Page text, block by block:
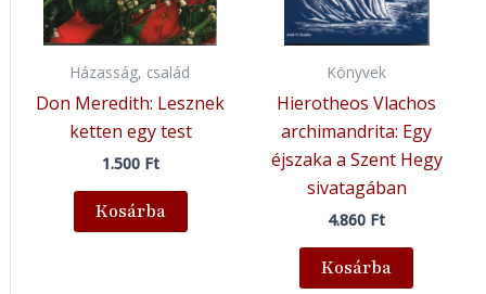
Házasság, család
Don Meredith: Lesznek
ketten egy test
1.500 Ft
Kosárba
Könyvek
Hierotheos Vlachos
archimandrita: Egy
éjszaka a Szent Hegy
sivatagában
4.860 Ft
Kosárba